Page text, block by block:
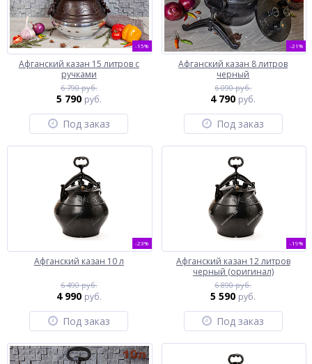
-15%
Афганский казан 15 литров с
ручками
6 790 руб.
5 790 руб.
Под заказ
-21%
Афганский казан 8 литров
черный
6 090 руб.
4 790 руб.
Под заказ
-23%
Афганский казан 10 л
6 490 руб.
4 990 руб.
Под заказ
-19%
Афганский казан 12 литров
черный (оригинал)
6 890 руб.
5 590 руб.
Под заказ